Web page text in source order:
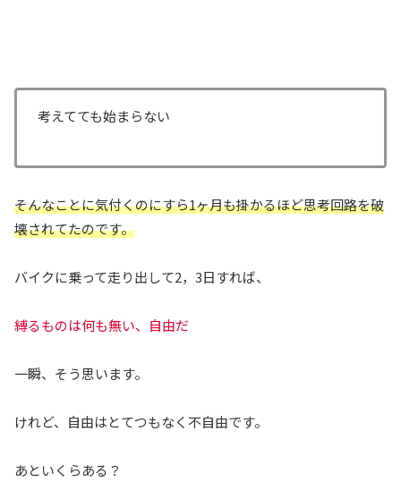
考えてても始まらない
そんなことに気付くのにすら1ヶ月も掛かるほど思考回路を破
壊されてたのです。
バイクに乗って走り出して2，3日すれば、
縛るものは何も無い、自由だ
一瞬、そう思います。
けれど、自由はとてつもなく不自由です。
あといくらある？